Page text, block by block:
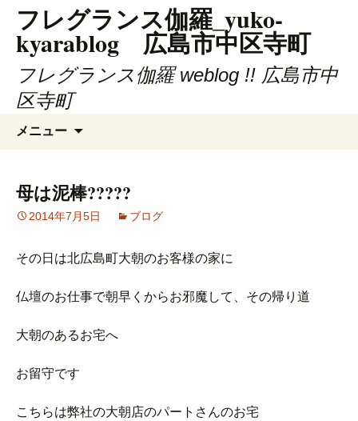
フレグランス伽羅_yuko-
kyarablog 広島市中区寺町
フレグランス伽羅 weblog !! 広島市中
区寺町
メニュー
母は泥棒?????
2014年7月5日 ブログ
その日は北広島町大朝のお客様の家に
仏壇のお仕事で朝早くからお邪魔して、その帰り道
大朝のあるお宅へ
お留守です
こちらは弊社の大朝店のパートさんのお宅